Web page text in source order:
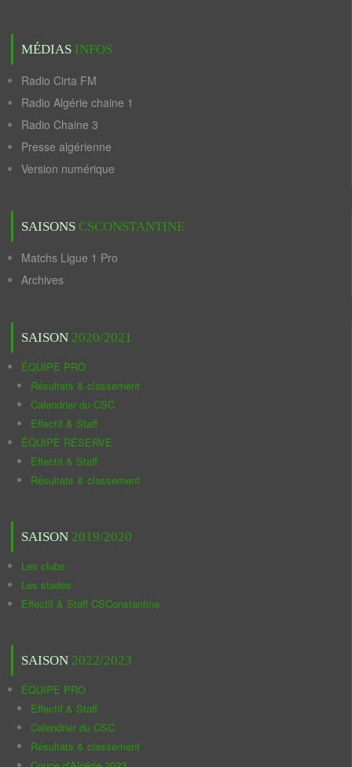
MÉDIAS INFOS
Radio Cirta FM
Radio Algérie chaine 1
Radio Chaine 3
Presse algérienne
Version numérique
SAISONS CSCONSTANTINE
Matchs Ligue 1 Pro
Archives
SAISON 2020/2021
ÉQUIPE PRO
Résultats & classement
Calendrier du CSC
Effectif & Staff
ÉQUIPE RÉSERVE
Effectif & Staff
Résultats & classement
SAISON 2019/2020
Les clubs
Les stades
Effectif & Staff CSConstantine
SAISON 2022/2023
ÉQUIPE PRO
Effectif & Staff
Calendrier du CSC
Résultats & classement